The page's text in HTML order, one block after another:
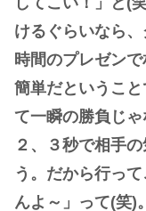
けるぐらいなら
時間のプレゼン
簡単だというこ
て一瞬の勝負じゃ
２、３秒で相手
う。だから行っ
んよ～」って(笑)。